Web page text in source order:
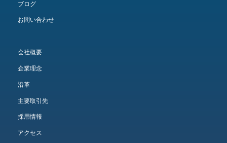
ブログ
お問い合わせ
会社概要
企業理念
沿革
主要取引先
採用情報
アクセス